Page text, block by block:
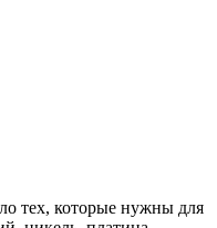
тех, которые нужны для